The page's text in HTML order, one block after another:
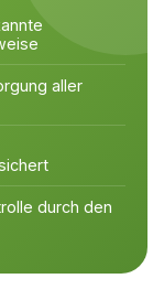
aller
durch den